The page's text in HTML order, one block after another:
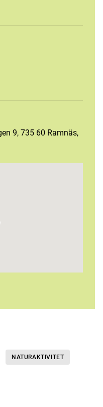
9, 735 60 Ramnäs,
NATURAKTIVITET